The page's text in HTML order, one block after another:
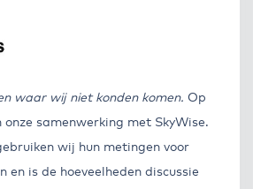
waar wij niet konden komen. Op
samenwerking met SkyWise.
wij hun metingen voor
en is de hoeveelheden discussie